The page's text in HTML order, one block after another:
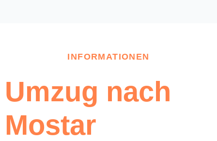
INFORMATIONEN
Umzug nach
Mostar